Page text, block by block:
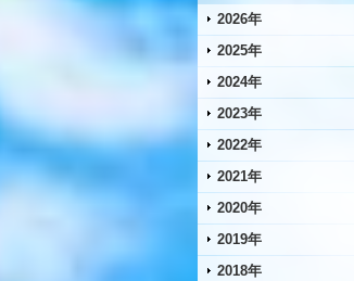
2026年
2025年
2024年
2023年
2022年
2021年
2020年
2019年
2018年